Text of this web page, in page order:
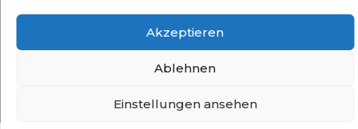
Akzeptieren
Ablehnen
Einstellungen ansehen
Aktuelle BGH Urteile Referenzen Blog Stellenangebote
Impressum Cookie-Richtlinie (EU)